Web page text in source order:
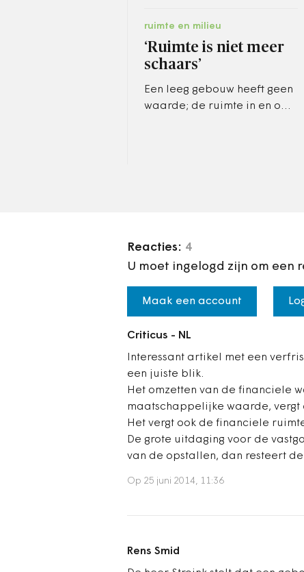
ruimte en milieu
‘Ruimte is niet meer
schaars’
Een leeg gebouw heeft geen
waarde; de ruimte in en om
Reacties: 4
U moet ingelogd zijn om een
Maak een account
Criticus - NL
Interessant artikel met een
een juiste blik.
Het omzetten van de financiele
maatschappelijke waarde, vergt
Het vergt ook de financiele
De grote uitdaging voor de
van de opstallen, dan resteert
Op 25 juni 2014, 11:36
Rens Smid